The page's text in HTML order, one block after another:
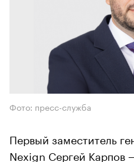
Фото: пресс-служба
Первый заместитель
Nexign Сергей Карпов